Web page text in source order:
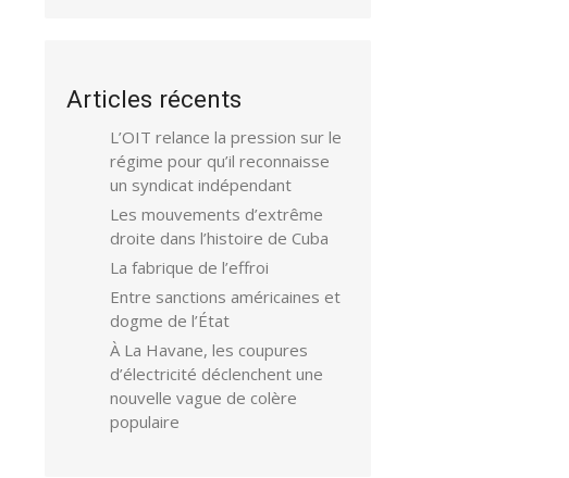
Articles récents
L’OIT relance la pression sur le
régime pour qu’il reconnaisse
un syndicat indépendant
Les mouvements d’extrême
droite dans l’histoire de Cuba
La fabrique de l’effroi
Entre sanctions américaines et
dogme de l’État
À La Havane, les coupures
d’électricité déclenchent une
nouvelle vague de colère
populaire